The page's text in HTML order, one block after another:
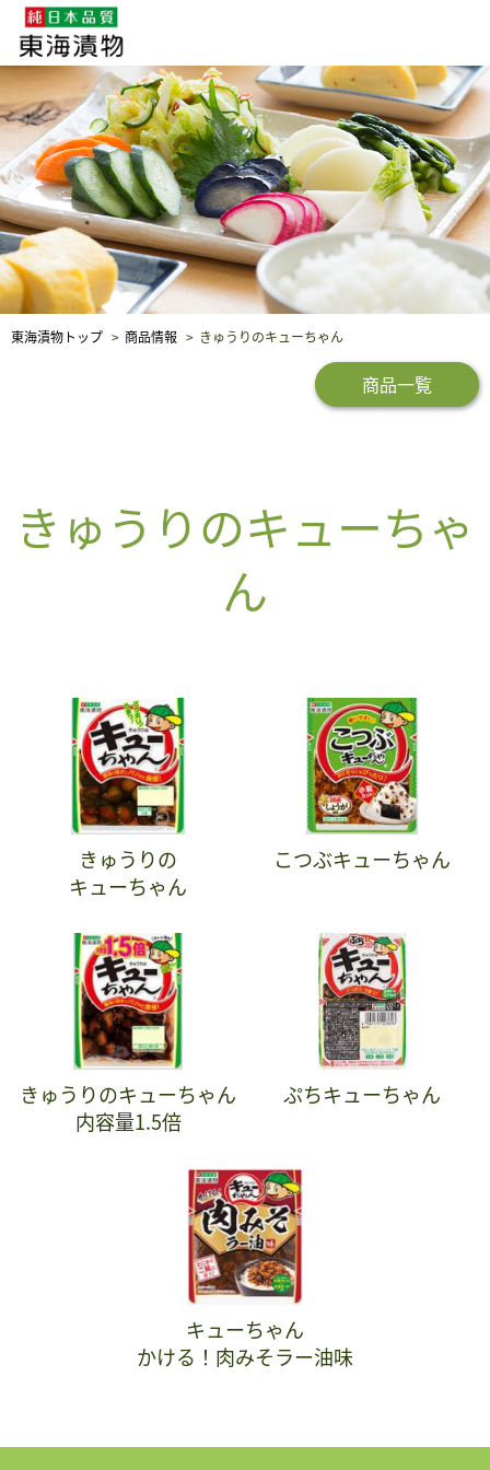
企業・採用情報 社会貢献 品質保証
東海漬物トップ 商品情報 きゅうりのキューちゃん
商品一覧
きゅうりのキューちゃ
ん
きゅうりの
キューちゃん
こつぶキューちゃん
きゅうりのキューちゃん
内容量1.5倍
ぷちキューちゃん
キューちゃん
かける！肉みそラー油味